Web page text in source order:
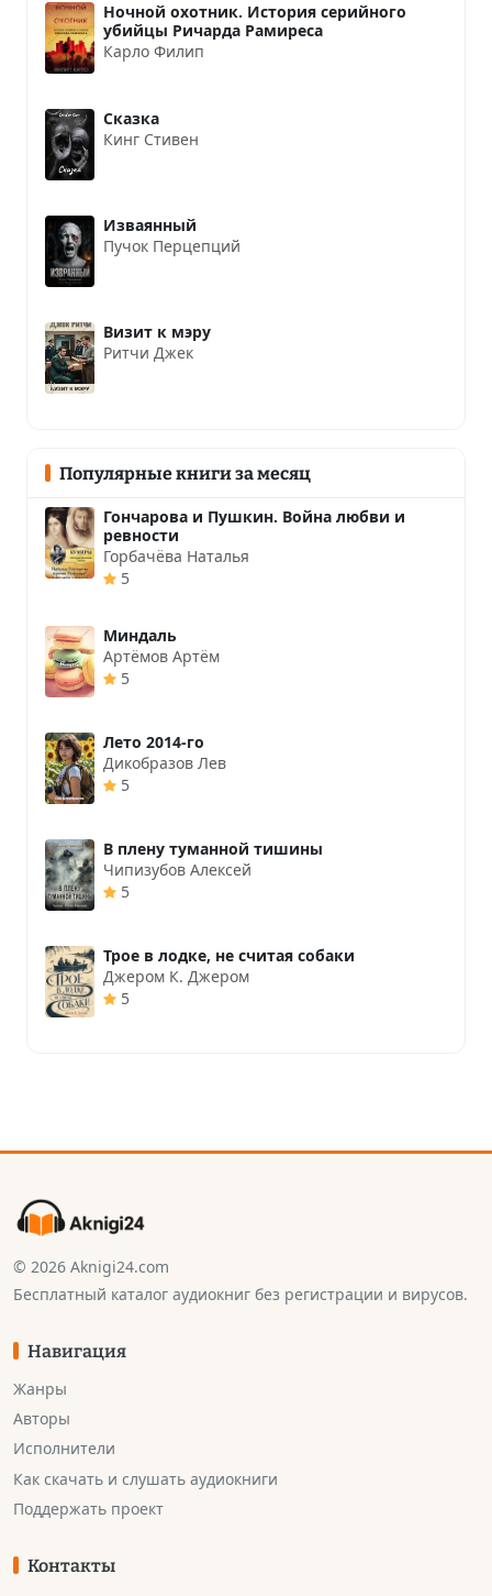
Ночной охотник. История серийного
убийцы Ричарда Рамиреса
Карло Филип
Сказка
Кинг Стивен
Изваянный
Пучок Перцепций
Визит к мэру
Ритчи Джек
Популярные книги за месяц
Гончарова и Пушкин. Война любви и
ревности
Горбачёва Наталья
5
Миндаль
Артёмов Артём
5
Лето 2014-го
Дикобразов Лев
5
В плену туманной тишины
Чипизубов Алексей
5
Трое в лодке, не считая собаки
Джером К. Джером
5
© 2026 Aknigi24.com
Бесплатный каталог аудиокниг без регистрации и вирусов.
Навигация
Жанры
Авторы
Исполнители
Как скачать и слушать аудиокниги
Поддержать проект
Контакты